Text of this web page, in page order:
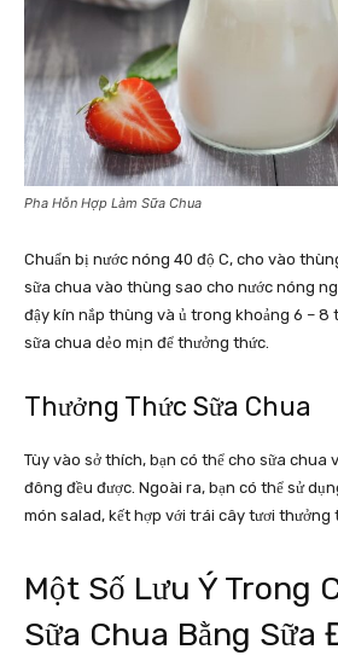
Pha Hỗn Hợp Làm Sữa Chua
Chuẩn bị nước nóng 40 độ C, cho vào
sữa chua vào thùng sao cho nước nóng
đậy kín nắp thùng và ủ trong khoảng 6 – 8
sữa chua dẻo mịn để thưởng thức.
Thưởng Thức Sữa Chua
Tùy vào sở thích, bạn có thể cho sữa chua
đông đều được. Ngoài ra, bạn có thể sử
món salad, kết hợp với trái cây tươi thưởng
Một Số Lưu Ý Trong
Sữa Chua Bằng Sữa